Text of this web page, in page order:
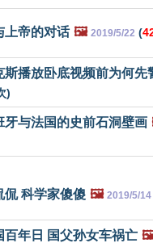
上帝的对话 🖼️ 2019/5/22 (
斯播放卧底视频前为何先
)
牙与法国的史前石洞壁画
侃 科学家傻傻 🖼️ 2019/5/14
百年日 国父孙女车祸亡